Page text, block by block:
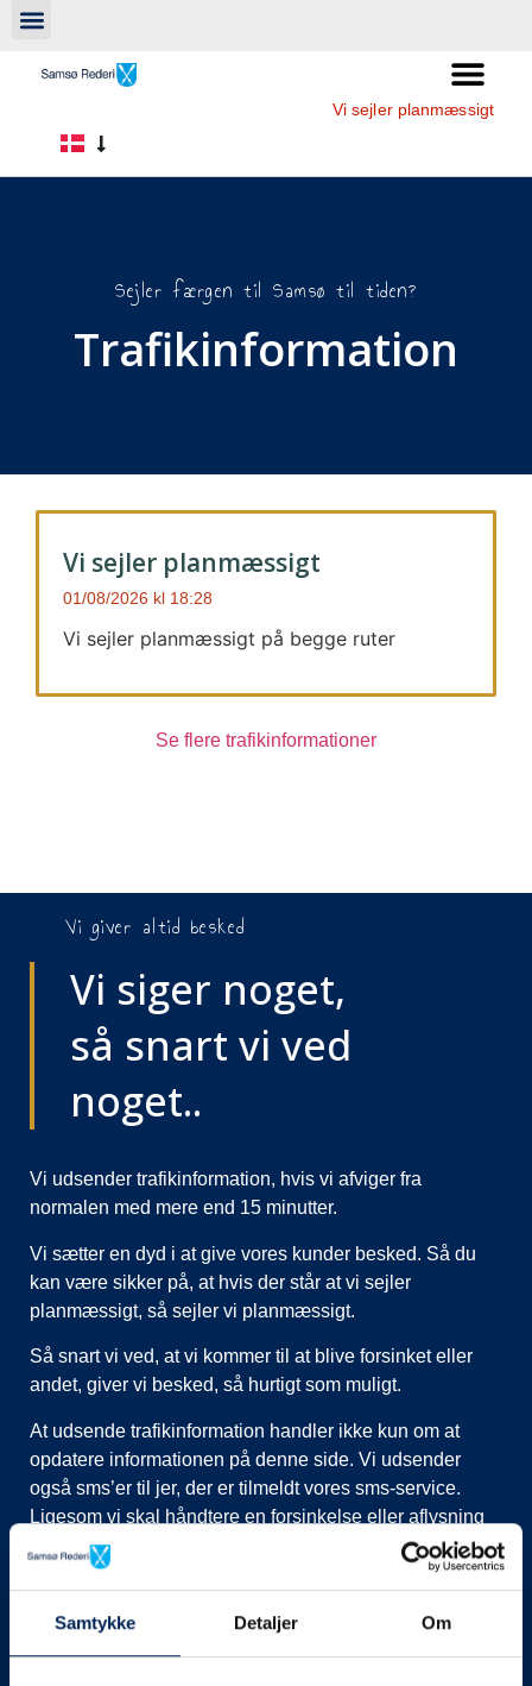
Samtykke Detaljer Om
Vi sejler planmæssigt
Sejler færgen til Samsø til tiden?
Trafikinformation
Vi sejler planmæssigt
01/08/2026 18:28
Vi sejler planmæssigt på begge ruter
Se flere trafikinformationer
Vi giver altid besked
Vi siger noget,
så snart vi ved
noget..
Vi udsender trafikinformation, hvis vi afviger fra
normalen med mere end 15 minutter.
Vi sætter en dyd i at give vores kunder besked. Så du
kan være sikker på, at hvis der står at vi sejler
planmæssigt, så sejler vi planmæssigt.
Så snart vi ved, at vi kommer til at blive forsinket eller
andet, giver vi besked, så hurtigt som muligt.
At udsende trafikinformation handler ikke kun om at
opdatere informationen på denne side. Vi udsender
også sms’er til jer, der er tilmeldt vores sms-service.
Ligesom vi skal håndtere en forsinkelse eller aflysning
ved at lukke afgange i vores system, evt. flytte kunder til
nye afgange, ringe til vognmænd der skal have flyttet